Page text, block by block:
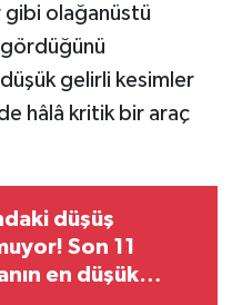
gibi olağanüstü
gelirli kesimler
hâlâ kritik bir araç
düşüş
Son 11
en düşük